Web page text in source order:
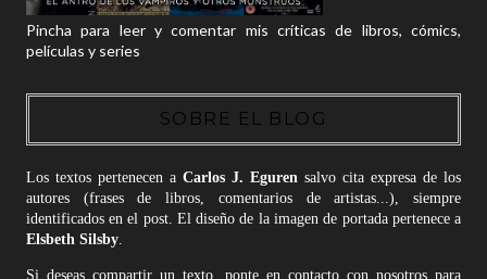
Pincha para leer y comentar mis críticas de libros, cómics,
películas y series
SOBRE EL BLOG
Los textos pertenecen a Carlos J. Egurensalvo cita expresa de los
autores (frases de libros, comentarios de artistas...), siempre
identificados en el post. El diseño de la imagen de portada pertenece a
Elsbeth Silsby.
Si deseas compartir un texto, ponte en contacto con nosotros para